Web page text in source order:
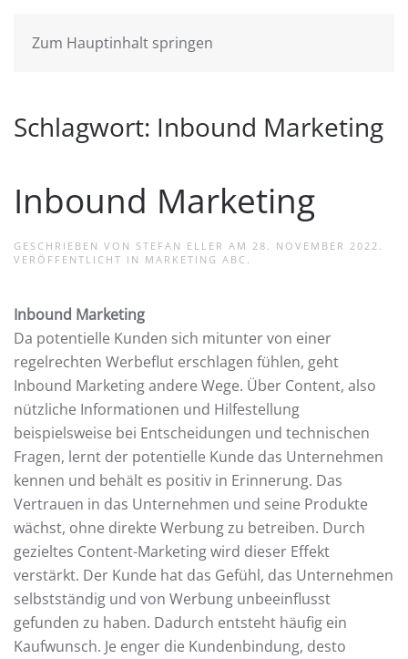
Zum Hauptinhalt springen
Schlagwort: Inbound Marketing
Inbound Marketing
GESCHRIEBEN VON STEFAN ELLER AM 28. NOVEMBER 2022 .
VERÖFFENTLICHT IN MARKETING ABC .
Inbound Marketing
Da potentielle Kunden sich mitunter von einer
regelrechten Werbeflut erschlagen fühlen, geht
Inbound Marketing andere Wege. Über Content, also
nützliche Informationen und Hilfestellung
beispielsweise bei Entscheidungen und technischen
Fragen, lernt der potentielle Kunde das Unternehmen
kennen und behält es positiv in Erinnerung. Das
Vertrauen in das Unternehmen und seine Produkte
wächst, ohne direkte Werbung zu betreiben. Durch
gezieltes Content-Marketing wird dieser Effekt
verstärkt. Der Kunde hat das Gefühl, das Unternehmen
selbstständig und von Werbung unbeeinflusst
gefunden zu haben. Dadurch entsteht häufig ein
Kaufwunsch. Je enger die Kundenbindung, desto